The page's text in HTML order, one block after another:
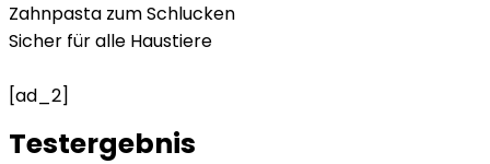
Zahnpasta zum Schlucken
Sicher für alle Haustiere
[ad_2]
Testergebnis